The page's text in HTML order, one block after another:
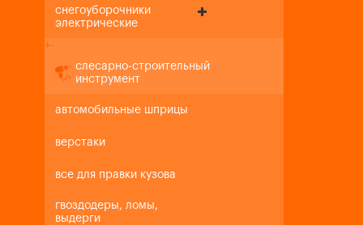
снегоуборочники
электрические
+-
слесарно-строительный
инструмент
автомобильные шприцы
верстаки
все для правки кузова
гвоздодеры, ломы,
выдерги